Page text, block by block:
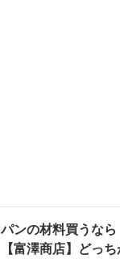
パンの材料買うな
【富澤商店】どっ